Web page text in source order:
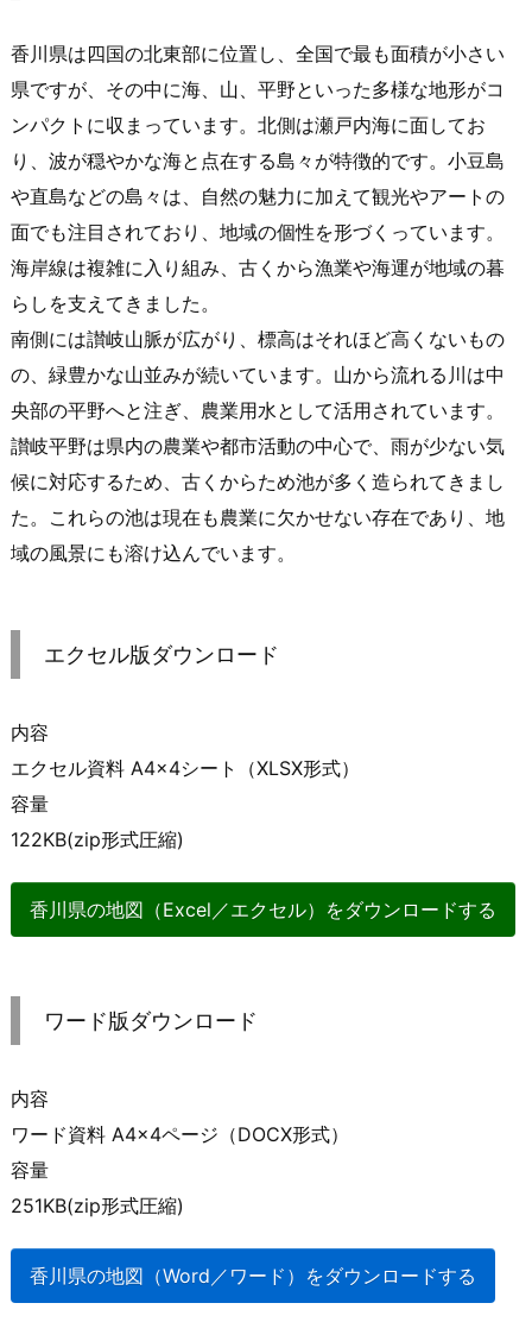
香川県は四国の北東部に位置し、全国で最も面積が小さい
県ですが、その中に海、山、平野といった多様な地形がコ
ンパクトに収まっています。北側は瀬戸内海に面してお
り、波が穏やかな海と点在する島々が特徴的です。小豆島
や直島などの島々は、自然の魅力に加えて観光やアートの
面でも注目されており、地域の個性を形づくっています。
海岸線は複雑に入り組み、古くから漁業や海運が地域の暮
らしを支えてきました。
南側には讃岐山脈が広がり、標高はそれほど高くないもの
の、緑豊かな山並みが続いています。山から流れる川は中
央部の平野へと注ぎ、農業用水として活用されています。
讃岐平野は県内の農業や都市活動の中心で、雨が少ない気
候に対応するため、古くからため池が多く造られてきまし
た。これらの池は現在も農業に欠かせない存在であり、地
域の風景にも溶け込んでいます。
エクセル版ダウンロード
内容
エクセル資料 A4×4シート（XLSX形式）
容量
122KB(zip形式圧縮)
香川県の地図（Excel／エクセル）をダウンロードする
ワード版ダウンロード
内容
ワード資料 A4×4ページ（DOCX形式）
容量
251KB(zip形式圧縮)
香川県の地図（Word／ワード）をダウンロードする